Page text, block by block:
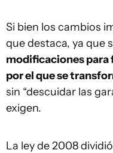
Si bien los cambios
que destaca, ya que
modificaciones
por el que se
sin “descuidar las
exigen.
La ley de 2008